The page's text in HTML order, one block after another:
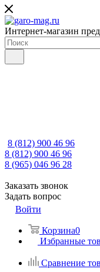
Интернет-магазин
8 (812) 900 46 96
8 (812) 900 46 96
8 (965) 046 96 28
Заказать звонок
Задать вопрос
Войти
Корзина0
Избранные
Сравнение